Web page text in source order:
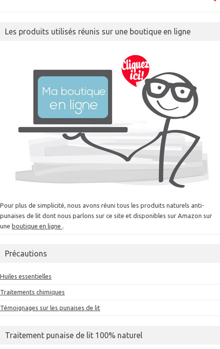
Les produits utilisés réunis sur une boutique en ligne
Pour plus de simplicité, nous avons réuni tous les produits naturels anti-
punaises de lit dont nous parlons sur ce site et disponibles sur Amazon sur
une boutique en ligne .
Précautions
Huiles essentielles
Traitements chimiques
Témoignages sur les punaises de lit
Traitement punaise de lit 100% naturel